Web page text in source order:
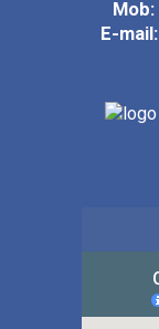
Mob:
E-mail: